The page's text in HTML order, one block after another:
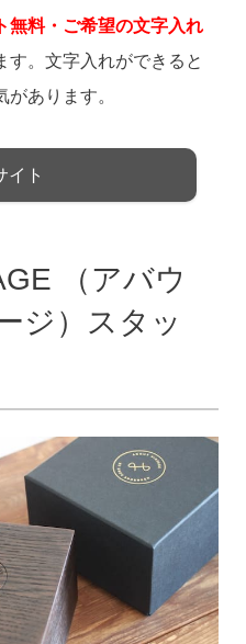
無料・ご希望の文字入れ
す。文字入れができると
あります。
イト
（アバウ
ジ）スタッ